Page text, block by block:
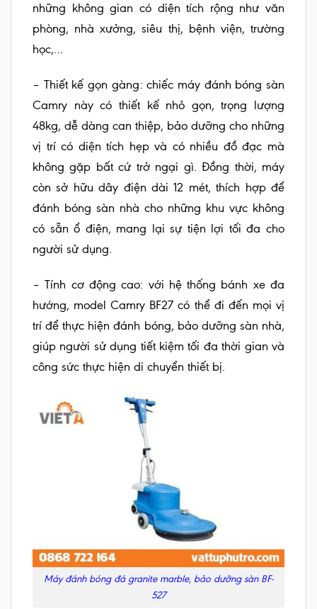
những không gian có diện tích rộng như văn
phòng, nhà xưởng, siêu thị, bệnh viện, trường
học,…
– Thiết kế gọn gàng: chiếc máy đánh bóng sàn
Camry này có thiết kế nhỏ gọn, trọng lượng
48kg, dễ dàng can thiệp, bảo dưỡng cho những
vị trí có diện tích hẹp và có nhiều đồ đạc mà
không gặp bất cứ trở ngại gì. Đồng thời, máy
còn sở hữu dây điện dài 12 mét, thích hợp để
đánh bóng sàn nhà cho những khu vực không
có sẵn ổ điện, mang lại sự tiện lợi tối đa cho
người sử dụng.
– Tính cơ động cao: với hệ thống bánh xe đa
hướng, model Camry BF27 có thể đi đến mọi vị
trí để thực hiện đánh bóng, bảo dưỡng sàn nhà,
giúp người sử dụng tiết kiệm tối đa thời gian và
công sức thực hiện di chuyển thiết bị.
Máy đánh bóng đá granite marble, bảo dưỡng sàn BF-
527